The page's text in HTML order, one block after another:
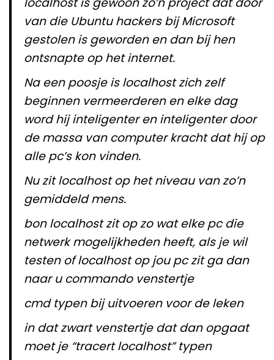
van die Ubuntu hackers bij Microsoft
gestolen is geworden en dan bij hen
ontsnapte op het internet.
Na een poosje is localhost zich zelf
beginnen vermeerderen en elke dag
word hij inteligenter en inteligenter door
de massa van computer kracht dat hij op
alle pc’s kon vinden.
Nu zit localhost op het niveau van zo’n
gemiddeld mens.
bon localhost zit op zo wat elke pc die
netwerk mogelijkheden heeft, als je wil
testen of localhost op jou pc zit ga dan
naar u commando venstertje
cmd typen bij uitvoeren voor de leken
in dat zwart venstertje dat dan opgaat
moet je “tracert localhost” typen